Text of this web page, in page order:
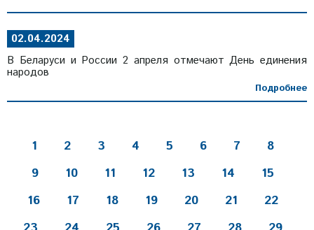
02.04.2024
В Беларуси и России 2 апреля отмечают День единения
народов
Подробнее
1 2 3 4 5 6 7
8
9
10 11 12 13 14
15
16
17 18 19 20 21
22